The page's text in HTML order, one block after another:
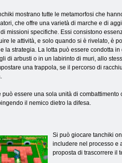
mostrano tutte le metamorfosi che
che offre una varietà di marche e di
missioni specifiche. Essi consistono
le attività, e solo quando si è rivelato, è
la strategia. La lotta può essere condotta
di arbusti o in un labirinto di muri, allo
una trappola, se il percorso di
può essere una sola unità di
il nemico dietro la difesa.
Si può giocare tanchiki
includere nel processo e
proposta di trascorrere il